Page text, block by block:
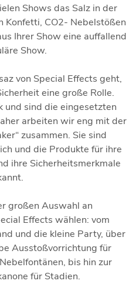
Shows das Salz in der
Konfetti, CO2- Nebelstößen
Ihrer Show eine auffallend
Show.
von Special Effects geht,
eine große Rolle.
und sind die eingesetzten
arbeiten wir eng mit der
zusammen. Sie sind
und die Produkte für ihre
ihre Sicherheitsmerkmale
großen Auswahl an
Effects wählen: vom
und die kleine Party, über
Ausstoßvorrichtung für
bis hin zur
für Stadien.